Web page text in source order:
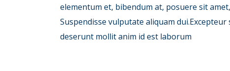
elementum et, bibendum at, posuere sit
Suspendisse vulputate aliquam
deserunt mollit anim id est laborum